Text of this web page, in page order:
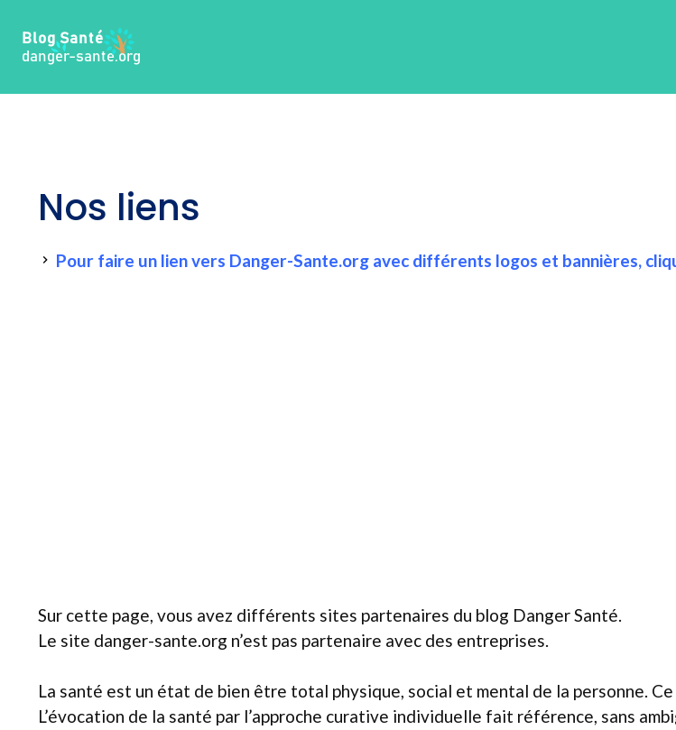
contenu
Nos liens
Pour faire un lien vers Danger-Sante.org avec différents logos et bannières,
Sur cette page, vous avez différents sites partenaires du blog Danger Santé.
Le site danger-sante.org n’est pas partenaire avec des entreprises.
La santé est un état de bien être total physique, social et mental de la personne. Ce
L’évocation de la santé par l’approche curative individuelle fait référence, sans